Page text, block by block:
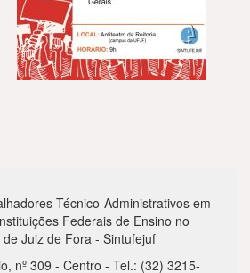
Técnico-Administrativos em
Federais de Ensino no
Juiz de Fora - Sintufejuf
nº 309 - Centro - Tel.: (32) 3215-